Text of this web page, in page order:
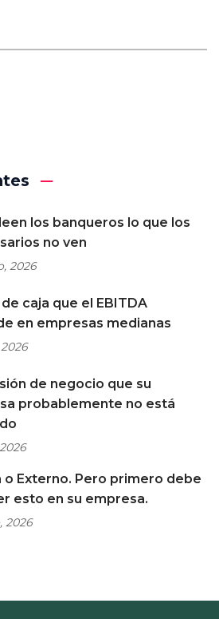
los banqueros lo que los
no ven
2026
caja que el EBITDA
en empresas medianas
de negocio que su
probablemente no está
o Externo. Pero primero debe
esto en su empresa.
2026